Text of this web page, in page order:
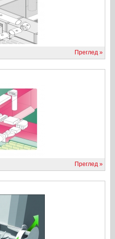
Преглед
Преглед